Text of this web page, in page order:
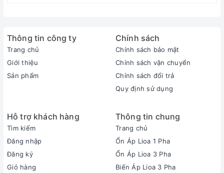
Thông tin công ty
Trang chủ
Giới thiệu
Sản phẩm
Chính sách
Chính sách bảo mật
Chính sách vận chuyển
Chính sách đổi trả
Quy định sử dụng
Hỗ trợ khách hàng
Tìm kiếm
Đăng nhập
Đăng ký
Giỏ hàng
Thông tin chung
Trang chủ
Ổn Áp Lioa 1 Pha
Ổn Áp Lioa 3 Pha
Biến Áp Lioa 3 Pha